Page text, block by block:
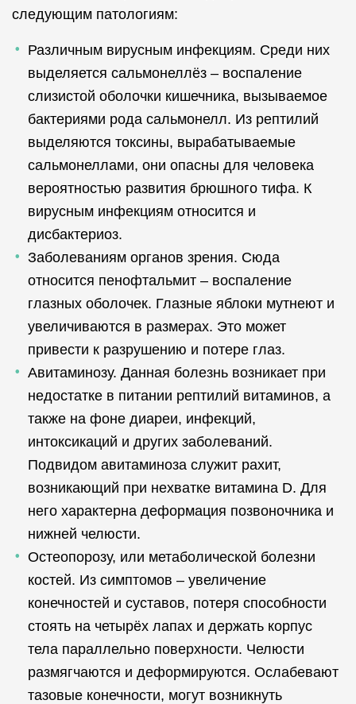
следующим патологиям:
Различным вирусным инфекциям. Среди них
выделяется сальмонеллёз – воспаление
слизистой оболочки кишечника, вызываемое
бактериями рода сальмонелл. Из рептилий
выделяются токсины, вырабатываемые
сальмонеллами, они опасны для человека
вероятностью развития брюшного тифа. К
вирусным инфекциям относится и
дисбактериоз.
Заболеваниям органов зрения. Сюда
относится пенофтальмит – воспаление
глазных оболочек. Глазные яблоки мутнеют и
увеличиваются в размерах. Это может
привести к разрушению и потере глаз.
Авитаминозу. Данная болезнь возникает при
недостатке в питании рептилий витаминов, а
также на фоне диареи, инфекций,
интоксикаций и других заболеваний.
Подвидом авитаминоза служит рахит,
возникающий при нехватке витамина D. Для
него характерна деформация позвоночника и
нижней челюсти.
Остеопорозу, или метаболической болезни
костей. Из симптомов – увеличение
конечностей и суставов, потеря способности
стоять на четырёх лапах и держать корпус
тела параллельно поверхности. Челюсти
размягчаются и деформируются. Ослабевают
тазовые конечности, могут возникнуть